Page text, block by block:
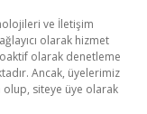
ve İletişim
olarak hizmet
olarak denetleme
Ancak, üyelerimiz
olup, siteye üye olarak